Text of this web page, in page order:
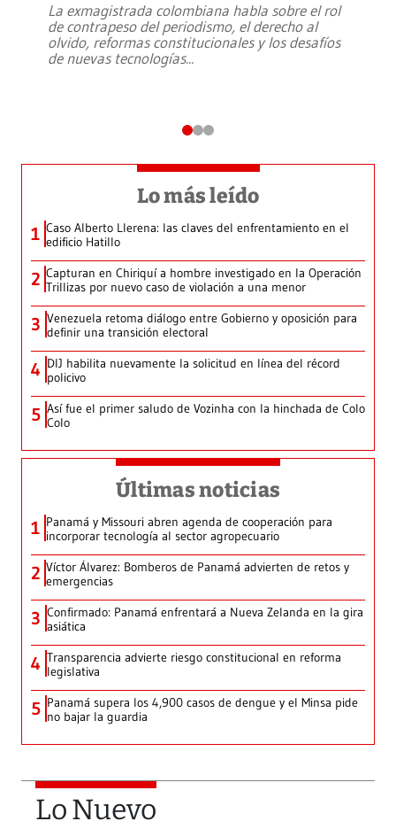
La exmagistrada colombiana habla sobre el rol
de contrapeso del periodismo, el derecho al
olvido, reformas constitucionales y los desafíos
de nuevas tecnologías...
Lo más leído
1 Caso Alberto Llerena: las claves del enfrentamiento en el
edificio Hatillo
2 Capturan en Chiriquí a hombre investigado en la Operación
Trillizas por nuevo caso de violación a una menor
3 Venezuela retoma diálogo entre Gobierno y oposición para
definir una transición electoral
4 DIJ habilita nuevamente la solicitud en línea del récord
policivo
5 Así fue el primer saludo de Vozinha con la hinchada de Colo
Colo
Últimas noticias
1 Panamá y Missouri abren agenda de cooperación para
incorporar tecnología al sector agropecuario
2 Víctor Álvarez: Bomberos de Panamá advierten de retos y
emergencias
3 Confirmado: Panamá enfrentará a Nueva Zelanda en la gira
asiática
4 Transparencia advierte riesgo constitucional en reforma
legislativa
5 Panamá supera los 4,900 casos de dengue y el Minsa pide
no bajar la guardia
Lo Nuevo